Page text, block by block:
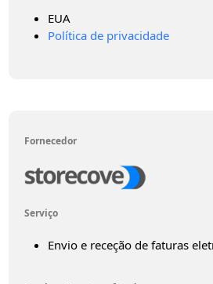
EUA
Política de privacidade
Fornecedor
Serviço
Envio e receção de faturas